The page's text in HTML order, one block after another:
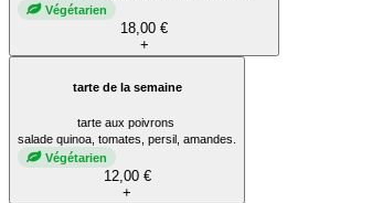
Végétarien
18,00 €
+
tarte de la semaine
tarte aux poivrons
salade quinoa, tomates, persil, amandes.
Végétarien
12,00 €
+